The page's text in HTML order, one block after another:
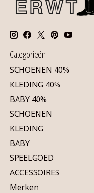
Categorieën
SCHOENEN 40%
KLEDING 40%
BABY 40%
SCHOENEN
KLEDING
BABY
SPEELGOED
ACCESSOIRES
Merken